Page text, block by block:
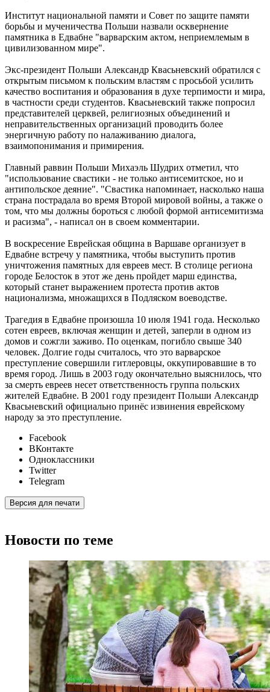
Институт национальной памяти и Совет по защите памяти
борьбы и мученичества Польши назвали осквернение
памятника в Едвабне "варварским актом, неприемлемым в
цивилизованном мире".
Экс-президент Польши Александр Квасьневский обратился с
открытым письмом к польским властям с просьбой усилить
качество воспитания и образования в духе терпимости и мира,
в частности среди студентов. Квасьневский также попросил
представителей церквей, религиозных объединений и
неправительственных организаций проводить более
энергичную работу по налаживанию диалога,
взаимопонимания и примирения.
Главный раввин Польши Михаэль Шудрих отметил, что
"использование свастики - не только антисемитское, но и
антипольское деяние". "Свастика напоминает, насколько наша
страна пострадала во время Второй мировой войны, а также о
том, что мы должны бороться с любой формой антисемитизма
и расизма", - написал он в своем комментарии.
В воскресение Еврейская община в Варшаве организует в
Едвабне встречу у памятника, чтобы выступить против
уничтожения памятных для евреев мест. В столице региона
городе Белосток в этот же день пройдет марш единства,
который станет выражением протеста против актов
национализма, множащихся в Подляском воеводстве.
Трагедия в Едвабне произошла 10 июля 1941 года. Несколько
сотен евреев, включая женщин и детей, заперли в одном из
домов и сожгли заживо. По оценкам, погибло свыше 340
человек. Долгие годы считалось, что это варварское
преступление совершили гитлеровцы, оккупировавшие в то
время город. Лишь в 2003 году окончательно выяснилось, что
за смерть евреев несет ответственность группа польских
жителей Едвабне. В 2001 году президент Польши Александр
Квасьневский официально принёс извинения еврейскому
народу за это преступление.
Facebook
ВКонтакте
Одноклассники
Twitter
Telegram
Версия для печати
Новости по теме